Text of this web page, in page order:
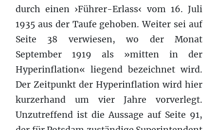
durch einen ›Führer-Erlass‹ vom 16. Juli
1935 aus der Taufe gehoben. Weiter sei auf
Seite 38 verwiesen, wo der Monat
September 1919 als »mitten in der
Hyperinflation« liegend bezeichnet wird.
Der Zeitpunkt der Hyperinflation wird hier
kurzerhand um vier Jahre vorverlegt.
Unzutreffend ist die Aussage auf Seite 91,